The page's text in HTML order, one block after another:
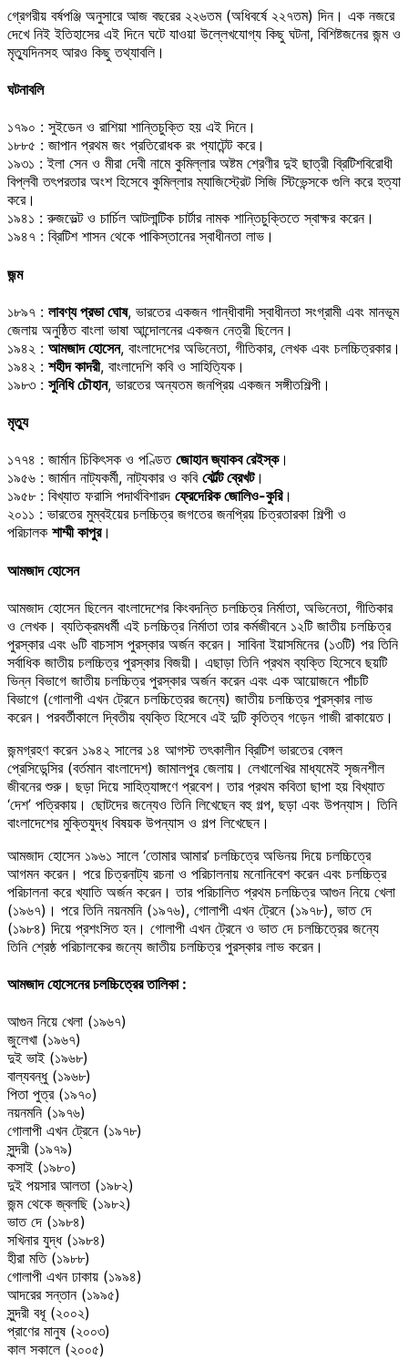
গ্রেগরীয় বর্ষপঞ্জি অনুসারে আজ বছরের ২২৬তম (অধিবর্ষে ২২৭তম) দিন। এক নজরে
দেখে নিই ইতিহাসের এই দিনে ঘটে যাওয়া উল্লেখযোগ্য কিছু ঘটনা, বিশিষ্টজনের জন্ম ও
মৃত্যুদিনসহ আরও কিছু তথ্যাবলি।
ঘটনাবলি
১৭৯০ : সুইডেন ও রাশিয়া শান্তিচুক্তি হয় এই দিনে।
১৮৮৫ : জাপান প্রথম জং প্রতিরোধক রং প্যাটেন্ট করে।
১৯৩১ : ইলা সেন ও মীরা দেবী নামে কুমিল্লার অষ্টম শ্রেণীর দুই ছাত্রী ব্রিটিশবিরোধী
বিপ্লবী তৎপরতার অংশ হিসেবে কুমিল্লার ম্যাজিস্ট্রেট সিজি স্টিভেন্সকে গুলি করে হত্যা
করে।
১৯৪১ : রুজভেল্ট ও চার্চিল আটলান্টিক চার্টার নামক শান্তিচুক্তিতে স্বাক্ষর করেন।
১৯৪৭ : ব্রিটিশ শাসন থেকে পাকিস্তানের স্বাধীনতা লাভ।
জন্ম
১৮৯৭ : লাবণ্য প্রভা ঘোষ, ভারতের একজন গান্ধীবাদী স্বাধীনতা সংগ্রামী এবং মানভূম
জেলায় অনুষ্ঠিত বাংলা ভাষা আন্দোলনের একজন নেত্রী ছিলেন।
১৯৪২ : আমজাদ হোসেন, বাংলাদেশের অভিনেতা, গীতিকার, লেখক এবং চলচ্চিত্রকার।
১৯৪২ : শহীদ কাদরী, বাংলাদেশি কবি ও সাহিত্যিক।
১৯৮৩ : সুনিধি চৌহান, ভারতের অন্যতম জনপ্রিয় একজন সঙ্গীতশিল্পী।
মৃত্যু
১৭৭৪ : জার্মান চিকিৎসক ও পণ্ডিত জোহান জ্যাকব রেইস্ক।
১৯৫৬ : জার্মান নাট্যকর্মী, নাট্যকার ও কবি বের্টল্ট ব্রেখট।
১৯৫৮ : বিখ্যাত ফরাসি পদার্থবিশারদ ফ্রেদেরিক জোলিও-কুরি।
২০১১ : ভারতের মুম্বইয়ের চলচ্চিত্র জগতের জনপ্রিয় চিত্রতারকা শিল্পী ও
পরিচালক শাম্মী কাপুর।
আমজাদ হোসেন
আমজাদ হোসেন ছিলেন বাংলাদেশের কিংবদন্তি চলচ্চিত্র নির্মাতা, অভিনেতা, গীতিকার
ও লেখক। ব্যতিক্রমধর্মী এই চলচ্চিত্র নির্মাতা তার কর্মজীবনে ১২টি জাতীয় চলচ্চিত্র
পুরস্কার এবং ৬টি বাচসাস পুরস্কার অর্জন করেন। সাবিনা ইয়াসমিনের (১৩টি) পর তিনি
সর্বাধিক জাতীয় চলচ্চিত্র পুরস্কার বিজয়ী। এছাড়া তিনি প্রথম ব্যক্তি হিসেবে ছয়টি
ভিন্ন বিভাগে জাতীয় চলচ্চিত্র পুরস্কার অর্জন করেন এবং এক আয়োজনে পাঁচটি
বিভাগে (গোলাপী এখন ট্রেনে চলচ্চিত্রের জন্যে) জাতীয় চলচ্চিত্র পুরস্কার লাভ
করেন। পরবর্তীকালে দ্বিতীয় ব্যক্তি হিসেবে এই দুটি কৃতিত্ব গড়েন গাজী রাকায়েত।
জন্মগ্রহণ করেন ১৯৪২ সালের ১৪ আগস্ট তৎকালীন ব্রিটিশ ভারতের বেঙ্গল
প্রেসিডেন্সির (বর্তমান বাংলাদেশ) জামালপুর জেলায়। লেখালেখির মাধ্যমেই সৃজনশীল
জীবনের শুরু। ছড়া দিয়ে সাহিত্যাঙ্গণে প্রবেশ। তার প্রথম কবিতা ছাপা হয় বিখ্যাত
‘দেশ’ পত্রিকায়। ছোটদের জন্যেও তিনি লিখেছেন বহু গল্প, ছড়া এবং উপন্যাস। তিনি
বাংলাদেশের মুক্তিযুদ্ধ বিষয়ক উপন্যাস ও গল্প লিখেছেন।
আমজাদ হোসেন ১৯৬১ সালে ‘তোমার আমার’ চলচ্চিত্রে অভিনয় দিয়ে চলচ্চিত্রে
আগমন করেন। পরে চিত্রনাট্য রচনা ও পরিচালনায় মনোনিবেশ করেন এবং চলচ্চিত্র
পরিচালনা করে খ্যাতি অর্জন করেন। তার পরিচালিত প্রথম চলচ্চিত্র আগুন নিয়ে খেলা
(১৯৬৭)। পরে তিনি নয়নমনি (১৯৭৬), গোলাপী এখন ট্রেনে (১৯৭৮), ভাত দে
(১৯৮৪) দিয়ে প্রশংসিত হন। গোলাপী এখন ট্রেনে ও ভাত দে চলচ্চিত্রের জন্যে
তিনি শ্রেষ্ঠ পরিচালকের জন্যে জাতীয় চলচ্চিত্র পুরস্কার লাভ করেন।
আমজাদ হোসেনের চলচ্চিত্রের তালিকা :
আগুন নিয়ে খেলা (১৯৬৭)
জুলেখা (১৯৬৭)
দুই ভাই (১৯৬৮)
বাল্যবন্ধু (১৯৬৮)
পিতা পুত্র (১৯৭০)
নয়নমনি (১৯৭৬)
গোলাপী এখন ট্রেনে (১৯৭৮)
সুন্দরী (১৯৭৯)
কসাই (১৯৮০)
দুই পয়সার আলতা (১৯৮২)
জন্ম থেকে জ্বলছি (১৯৮২)
ভাত দে (১৯৮৪)
সখিনার যুদ্ধ (১৯৮৪)
হীরা মতি (১৯৮৮)
গোলাপী এখন ঢাকায় (১৯৯৪)
আদরের সন্তান (১৯৯৫)
সুন্দরী বধূ (২০০২)
প্রাণের মানুষ (২০০৩)
কাল সকালে (২০০৫)